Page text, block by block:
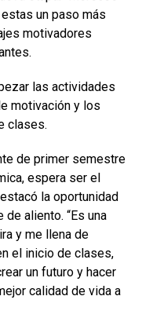
un paso más
motivadores
las actividades
motivación y los
clases.
de primer semestre
espera ser el
la oportunidad
aliento. “Es una
y me llena de
el inicio de clases,
un futuro y hacer
calidad de vida a